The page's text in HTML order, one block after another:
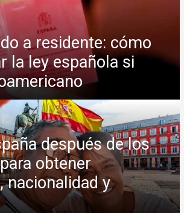
a residente: cómo
la ley española si
después de los
obtener
nacionalidad y